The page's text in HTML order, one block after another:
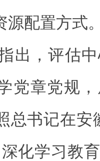
源配置方式
出，评估
党章党规
总书记在安
化学习教